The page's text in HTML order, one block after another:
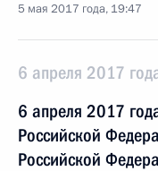
5 мая 2017 года, 19:47
6 апреля 2017
6 апреля 2017
Российской
Российской